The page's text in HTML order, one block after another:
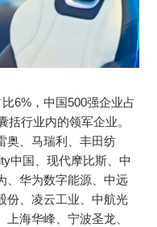
6%，中国500强企业占
括行业内的领军企业。
奥、马瑞利、丰田纺
中国、现代摩比斯、中
、华为数字能源、中远
份、凌云工业、中航光
海华峰、宁波圣龙、